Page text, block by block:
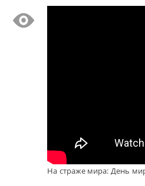
На страже мира: День